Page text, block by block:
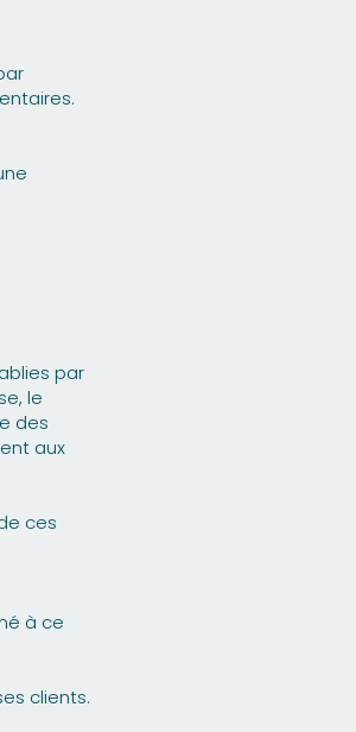
par
le
des
aux
ces
à ce
clients.